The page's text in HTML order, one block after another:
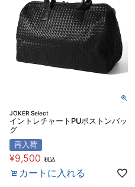
JOKER Select
イントレチャートPUボストンバッ
グ
再入荷
¥9,500 税込
カートに入れる